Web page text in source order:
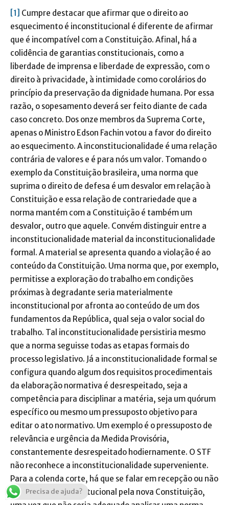
[1]
Cumpre destacar que afirmar que o direito ao
esquecimento é inconstitucional é diferente de afirmar
que é incompatível com a Constituição. Afinal, há a
colidência de garantias constitucionais, como a
liberdade de imprensa e liberdade de expressão, com o
direito à privacidade, à intimidade como corolários do
princípio da preservação da dignidade humana. Por essa
razão, o sopesamento deverá ser feito diante de cada
caso concreto. Dos onze membros da Suprema Corte,
apenas o Ministro Edson Fachin votou a favor do direito
ao esquecimento. A inconstitucionalidade é uma relação
contrária de valores e é para nós um valor. Tomando o
exemplo da Constituição brasileira, uma norma que
suprima o direito de defesa é um desvalor em relação à
Constituição e essa relação de contrariedade que a
norma mantém com a Constituição é também um
desvalor, outro que aquele. Convém distinguir entre a
inconstitucionalidade material da inconstitucionalidade
formal. A material se apresenta quando a violação é ao
conteúdo da Constituição. Uma norma que, por exemplo,
permitisse a exploração do trabalho em condições
próximas à degradante seria materialmente
inconstitucional por afronta ao conteúdo de um dos
fundamentos da República, qual seja o valor social do
trabalho. Tal inconstitucionalidade persistiria mesmo
que a norma seguisse todas as etapas formais do
processo legislativo. Já a inconstitucionalidade formal se
configura quando algum dos requisitos procedimentais
da elaboração normativa é desrespeitado, seja a
competência para disciplinar a matéria, seja um quórum
específico ou mesmo um pressuposto objetivo para
editar o ato normativo. Um exemplo é o pressuposto de
relevância e urgência da Medida Provisória,
constantemente desrespeitado hodiernamente. O STF
não reconhece a inconstitucionalidade superveniente.
Para a colenda corte, há que se falar em recepção ou não
da norma infraconstitucional pela nova Constituição,
Precisa de ajuda?